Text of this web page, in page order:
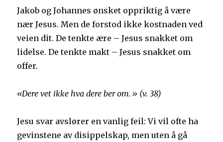
Jakob og Johannes ønsket oppriktig å være
nær Jesus. Men de forstod ikke kostnaden ved
veien dit. De tenkte ære – Jesus snakket om
lidelse. De tenkte makt – Jesus snakket om
offer.
«Dere vet ikke hva dere ber om.» (v. 38)
Jesu svar avslører en vanlig feil: Vi vil ofte ha
gevinstene av disippelskap, men uten å gå